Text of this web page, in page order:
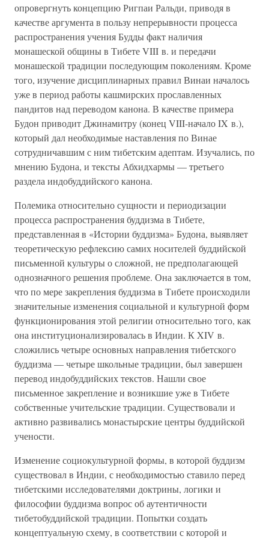
опровергнуть концепцию Ригпаи Ральди, приводя в
качестве аргумента в пользу непрерывности процесса
распространения учения Будды факт наличия
монашеской общины в Тибете VIII в. и передачи
монашеской традиции последующим поколениям. Кроме
того, изучение дисциплинарных правил Винаи началось
уже в период работы кашмирских прославленных
пандитов над переводом канона. В качестве примера
Будон приводит Джинамитру (конец VIII-начало IX в.),
который дал необходимые наставления по Винае
сотрудничавшим с ним тибетским адептам. Изучались, по
мнению Будона, и тексты Абхидхармы — третьего
раздела индобуддийского канона.
Полемика относительно сущности и периодизации
процесса распространения буддизма в Тибете,
представленная в «Истории буддизма» Будона, выявляет
теоретическую рефлексию самих носителей буддийской
письменной культуры о сложной, не предполагающей
однозначного решения проблеме. Она заключается в том,
что по мере закрепления буддизма в Тибете происходили
значительные изменения социальной и культурной форм
функционирования этой религии относительно того, как
она институционализировалась в Индии. К XIV в.
сложились четыре основных направления тибетского
буддизма — четыре школьные традиции, был завершен
перевод индобуддийских текстов. Нашли свое
письменное закрепление и возникшие уже в Тибете
собственные учительские традиции. Существовали и
активно развивались монастырские центры буддийской
учености.
Изменение социокультурной формы, в которой буддизм
существовал в Индии, с необходимостью ставило перед
тибетскими исследователями доктрины, логики и
философии буддизма вопрос об аутентичности
тибетобуддийской традиции. Попытки создать
концептуальную схему, в соответствии с которой и